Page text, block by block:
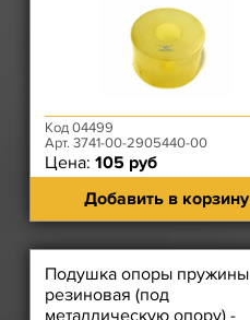
Код 04499
Арт. 3741-00-2905440-00
Цена: 105 руб
Добавить в корзину
Подушка опоры пружины
резиновая (под
металлическую опору) -